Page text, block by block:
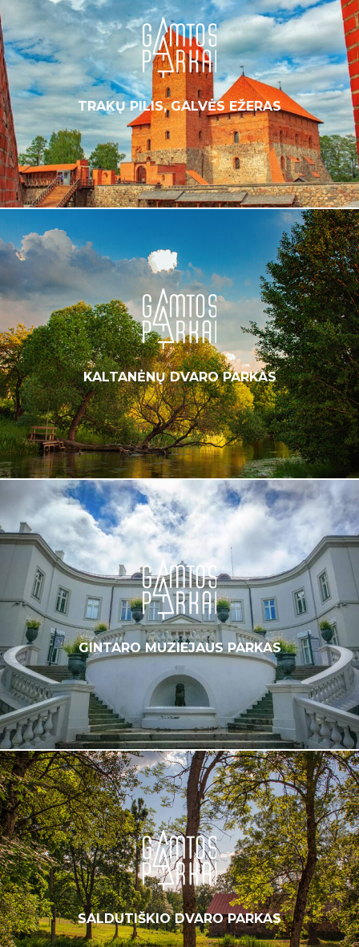
TRAKŲ PILIS, GALVĖS EŽERAS
KALTANĖNŲ DVARO PARKAS
GINTARO MUZIEJAUS PARKAS
SALDUTIŠKIO DVARO PARKAS